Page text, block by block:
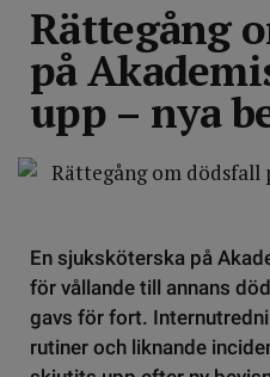
Rättegång
på
upp – nya
En sjuksköterska på
för vållande till annans
gavs för fort.
rutiner och liknande